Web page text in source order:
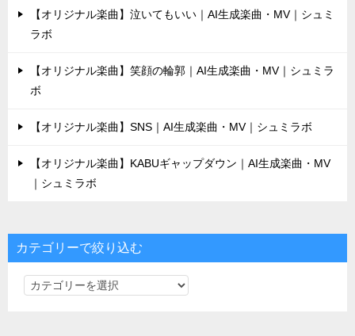
【オリジナル楽曲】泣いてもいい｜AI生成楽曲・MV｜シュミ
ラボ
【オリジナル楽曲】笑顔の輪郭｜AI生成楽曲・MV｜シュミラ
ボ
【オリジナル楽曲】SNS｜AI生成楽曲・MV｜シュミラボ
【オリジナル楽曲】KABUギャップダウン｜AI生成楽曲・MV
｜シュミラボ
カテゴリーで絞り込む
カ